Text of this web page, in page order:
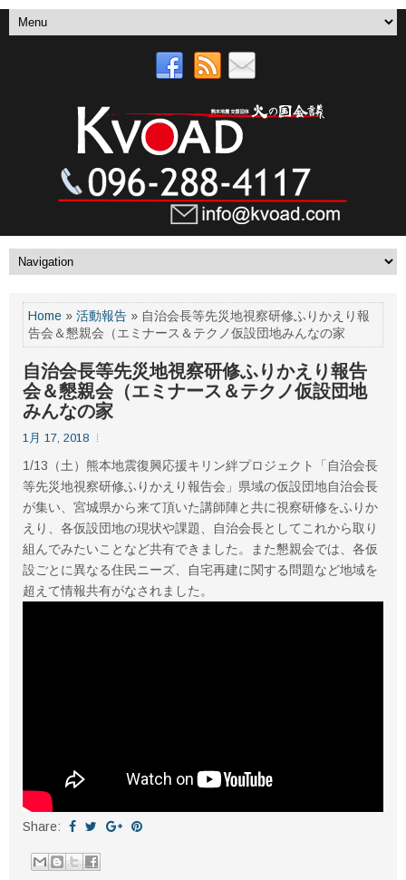
Home » 活動報告 » 自治会長等先災地視察研修ふりかえり報
告会＆懇親会（エミナース＆テクノ仮設団地みんなの家
自治会長等先災地視察研修ふりかえり報告
会＆懇親会（エミナース＆テクノ仮設団地
みんなの家
1月 17, 2018
1/13（土）熊本地震復興応援キリン絆プロジェクト「自治会長
等先災地視察研修ふりかえり報告会」県域の仮設団地自治会長
が集い、宮城県から来て頂いた講師陣と共に視察研修をふりか
えり、各仮設団地の現状や課題、自治会長としてこれから取り
組んでみたいことなど共有できました。また懇親会では、各仮
設ごとに異なる住民ニーズ、自宅再建に関する問題など地域を
超えて情報共有がなされました。
Share: